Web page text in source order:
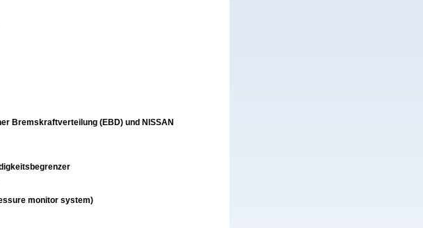
Bremskraftverteilung (EBD) und NISSAN
monitor system)